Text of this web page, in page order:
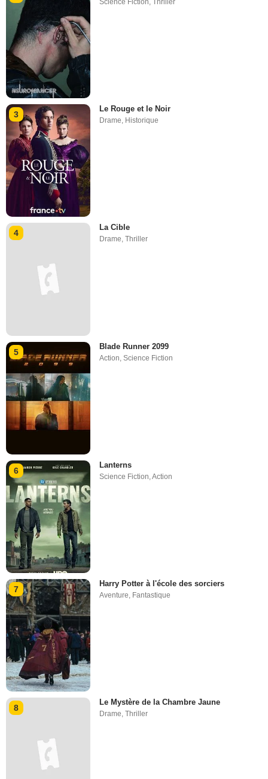
3
Le Rouge et le Noir
Drame, Historique
4
La Cible
Drame,Thriller
5
Blade Runner 2099
Action ,Science Fiction
6
Lanterns
Science Fiction,Action
7
Harry Potter à l'école des sorciers
Aventure, Fantastique
8
Le Mystère de la Chambre Jaune
Drame,Thriller